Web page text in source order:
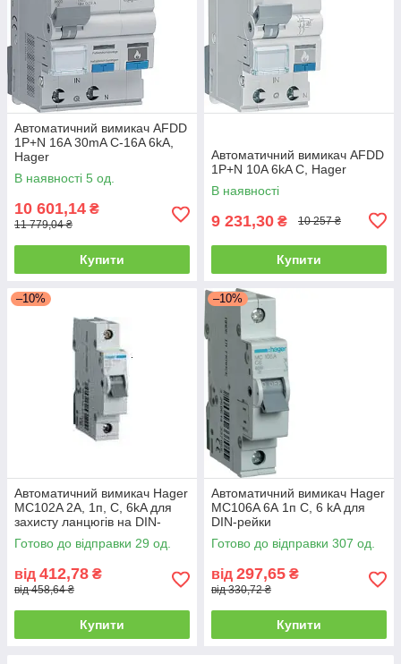
Автоматичний вимикач AFDD
1P+N 16A 30mA C-16A 6kA,
Hager
В наявності 5 од.
10 601,14 ₴
11 779,04 ₴
Купити
Автоматичний вимикач AFDD
1P+N 10A 6kA C, Hager
В наявності
9 231,30 ₴ 10 257 ₴
Купити
–10%
Автоматичний вимикач Hager
MC102A 2А, 1п, C, 6kA для
захисту ланцюгів на DIN-
рейку
Готово до відправки 29 од.
від 412,78 ₴
від 458,64 ₴
Купити
–10%
Автоматичний вимикач Hager
MC106A 6А 1п С, 6 kA для
DIN-рейки
Готово до відправки 307 од.
від 297,65 ₴
від 330,72 ₴
Купити